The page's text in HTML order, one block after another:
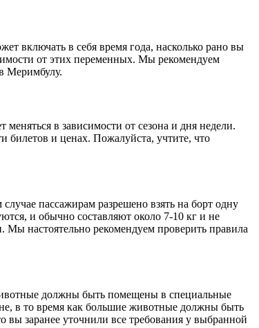
включать в себя время года, насколько рано вы
от этих переменных. Мы рекомендуем
Меримбулу.
в зависимости от сезона и дня недели.
билетов и ценах. Пожалуйста, учтите, что
пассажирам разрешено взять на борт одну
и обычно составляют около 7-10 кг и не
настоятельно рекомендуем проверить правила
должны быть помещены в специальные
в то время как большие животные должны быть
вы заранее уточнили все требования у выбранной